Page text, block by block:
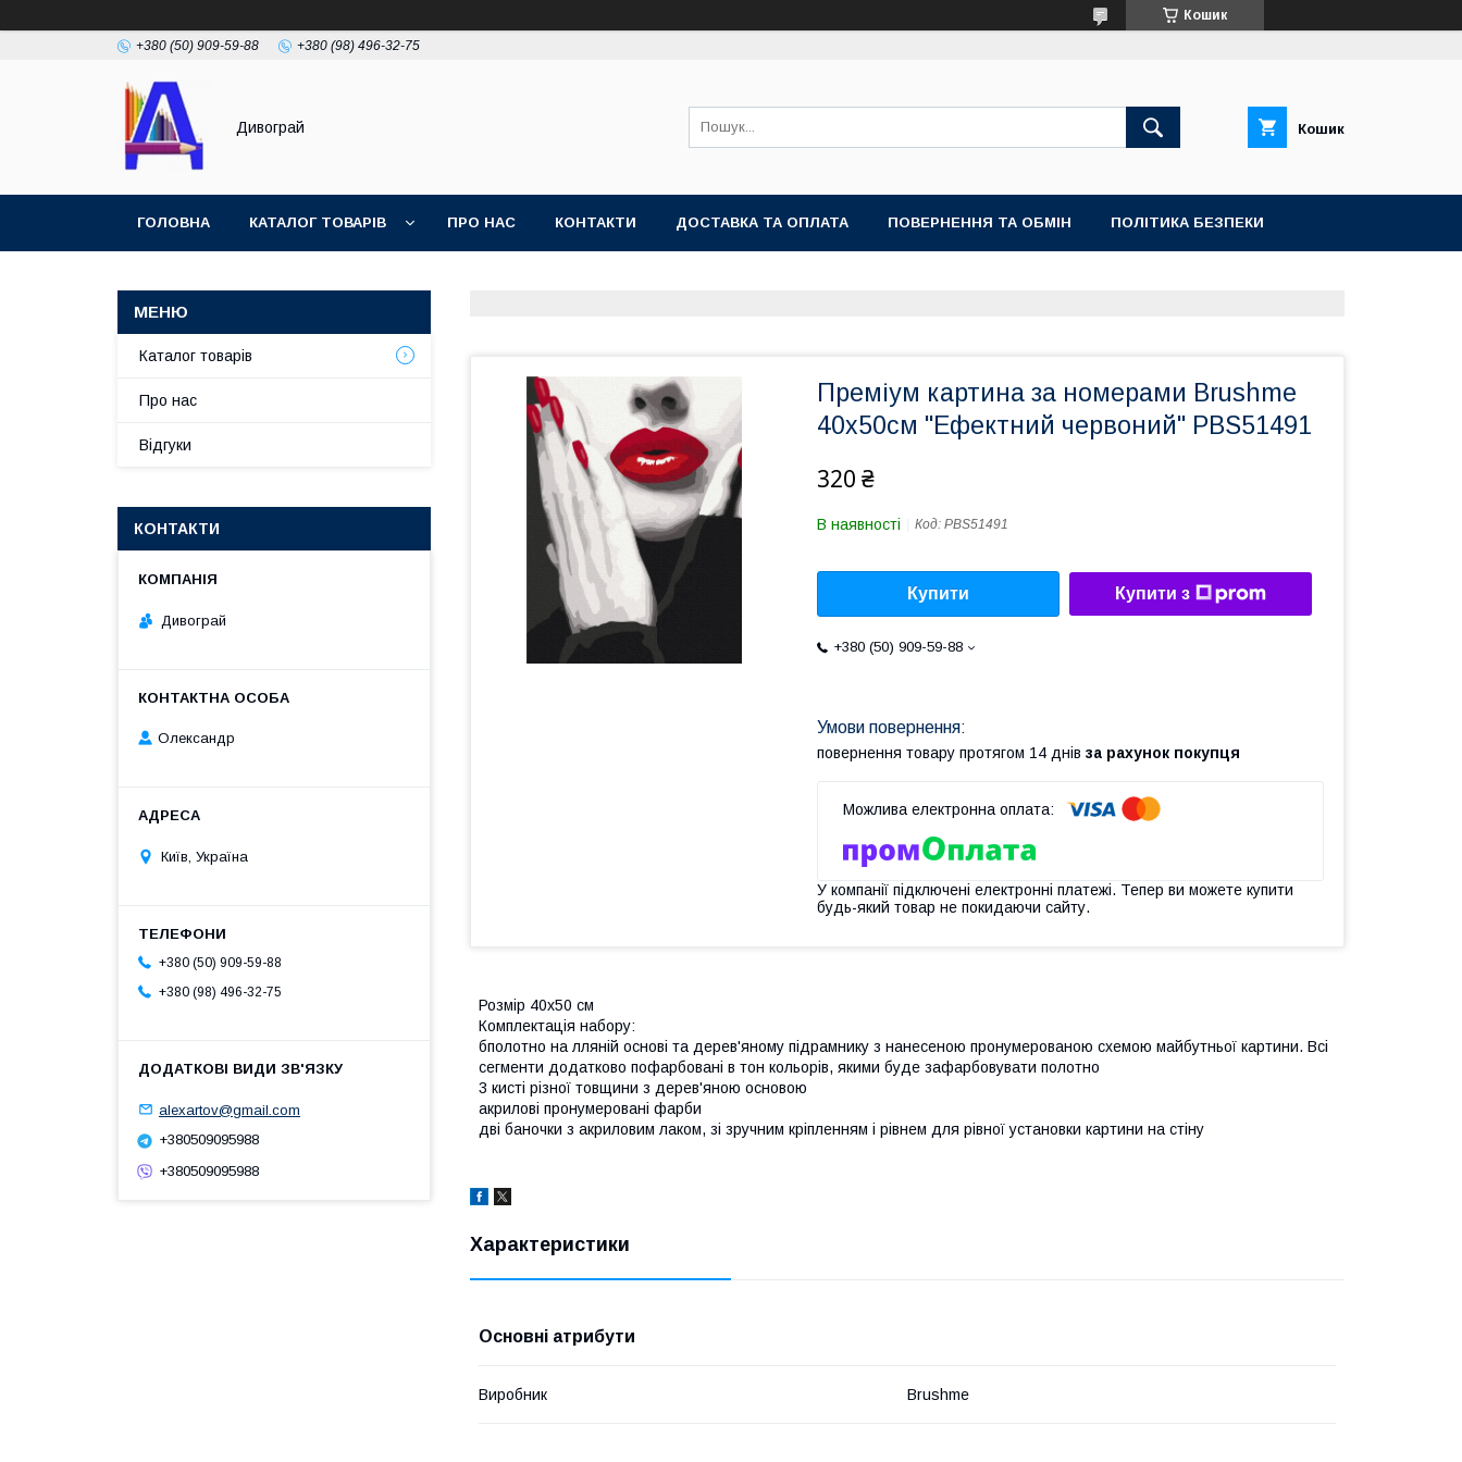
Кошик
+380 (50) 909-59-88 +380 (98) 496-32-75
Дивограй Кошик
ГОЛОВНА КАТАЛОГ ТОВАРІВ ПРО НАС КОНТАКТИ ДОСТАВКА ТА ОПЛАТА ПОВЕРНЕННЯ ТА ОБМІН ПОЛІТИКА БЕЗПЕКИ
Преміум картина за номерами Brushme
40x50см "Ефектний червоний" PBS51491
320 ₴
В наявності Код: PBS51491
Купити Купити з
+380 (50) 909-59-88
повернення товару протягом 14 днів за рахунок покупця
У компанії підключені електронні платежі. Тепер ви можете купити
будь-який товар не покидаючи сайту.
Розмір 40x50 см
Комплектація набору:
бполотно на лляній основі та дерев'яному підрамнику з нанесеною пронумерованою схемою майбутньої картини. Всі
сегменти додатково пофарбовані в тон кольорів, якими буде зафарбовувати полотно
3 кисті різної товщини з дерев'яною основою
акрилові пронумеровані фарби
дві баночки з акриловим лаком, зі зручним кріпленням і рівнем для рівної установки картини на стіну
Характеристики
Основні атрибути
Виробник Brushme
Каталог товарів
Про нас
Відгуки
КОНТАКТИ
Дивограй
Олександр
Київ, Україна
+380 (50) 909-59-88
+380 (98) 496-32-75
alexartov@gmail.com
+380509095988
+380509095988